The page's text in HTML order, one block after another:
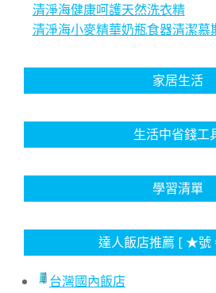
清淨海健康呵護天然洗衣精
清淨海小麥精華奶瓶食器清潔慕
家居生活
生活中省錢工
學習清單
達人飯店推薦 [ ★號
台灣國內飯店